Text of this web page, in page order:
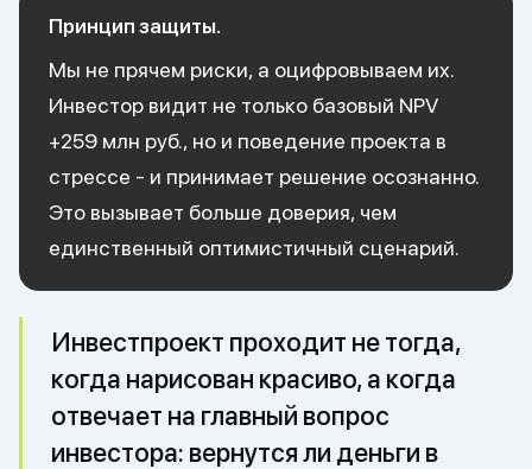
Принцип защиты.
Мы не прячем риски, а оцифровываем их.
Инвестор видит не только базовый NPV
+259 млн руб., но и поведение проекта в
стрессе - и принимает решение осознанно.
Это вызывает больше доверия, чем
единственный оптимистичный сценарий.
Инвестпроект проходит не тогда,
когда нарисован красиво, а когда
отвечает на главный вопрос
инвестора: вернутся ли деньги в